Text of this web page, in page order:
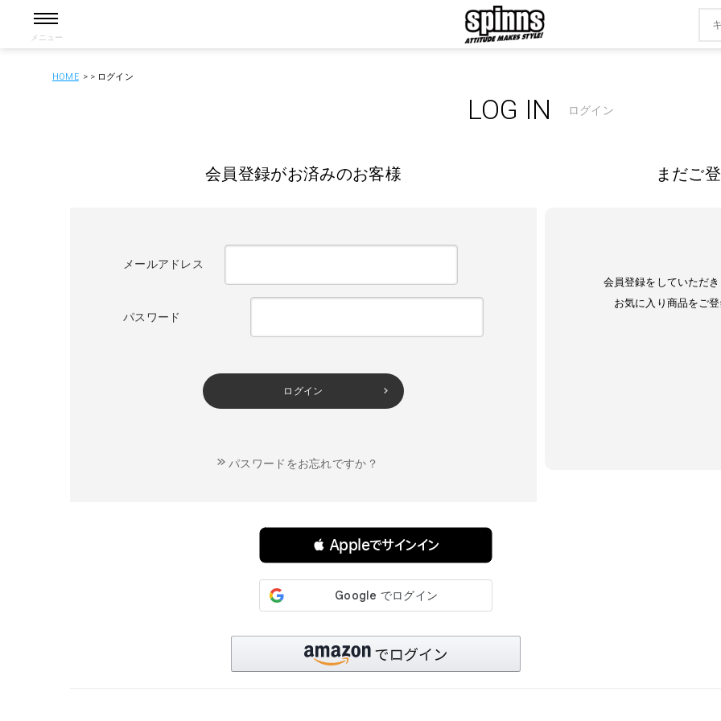
メニュー
HOME ログイン
LOG IN ログイン
会員登録がお済みのお客様
メールアドレス
パスワード
ログイン
パスワードをお忘れですか？
 Appleでサインイン
まだご
会員登録をしていただ
お気に入り商品をご